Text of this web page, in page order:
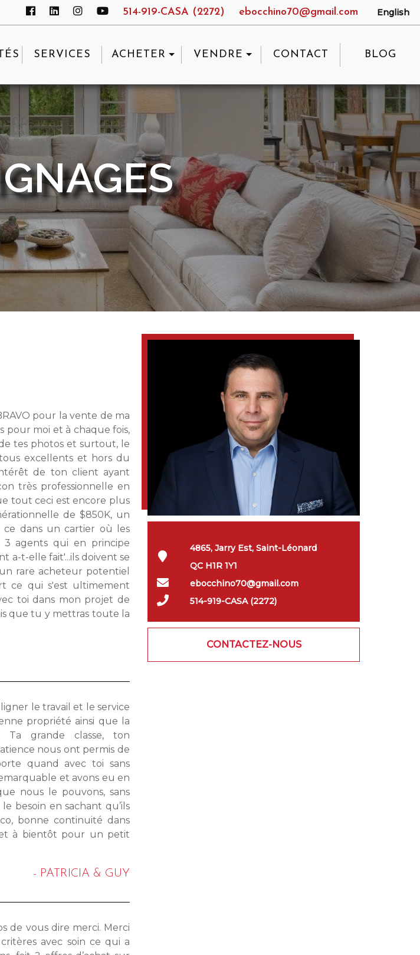
514-919-CASA (2272) ebocchino70@gmail.com English
SERVICES ACHETER VENDRE CONTACT BLOG
pour la vente de ma
pour moi et à chaque fois,
tes photos et surtout, le
excellents et hors du
de ton client ayant
très professionnelle en
tout ceci est encore plus
de $850K, un
ce dans un cartier où les
3 agents qui en principe
a-t-elle fait'...ils doivent se
rare acheteur potentiel
ce qui s'est ultimement
toi dans mon projet de
que tu y mettras toute la
le travail et le service
propriété ainsi que la
grande classe, ton
nous ont permis de
quand avec toi sans
et avons eu en
nous le pouvons, sans
besoin en sachant qu’ils
bonne continuité dans
et à bientôt pour un petit
- PATRICIA & GUY
de vous dire merci. Merci
avec soin ce qui a
4865, Jarry Est, Saint-Léonard
QC H1R 1Y1
ebocchino70@gmail.com
514-919-CASA (2272)
CONTACTEZ-NOUS